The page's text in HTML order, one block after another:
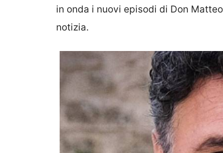
in onda i nuovi episodi di Don
notizia.